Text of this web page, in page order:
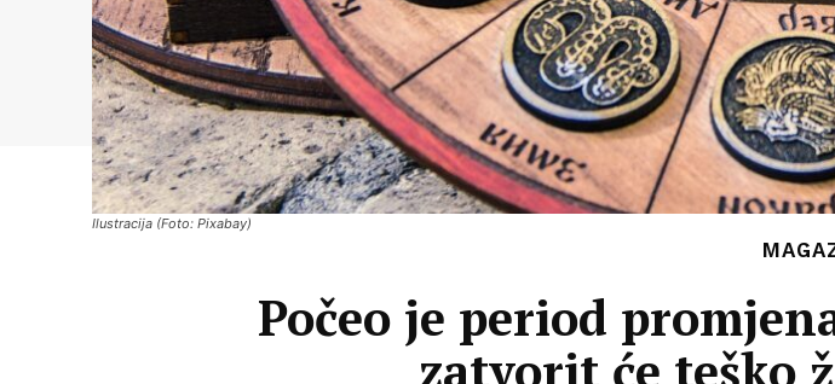
Ilustracija (Foto: Pixabay)
Počeo je period
zatvorit će teško